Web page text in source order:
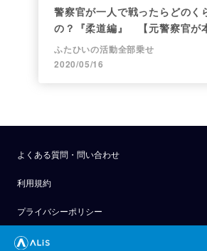
警察官が一人で戦ったらどのく
の？『柔道編』 【元警察官が
ふたひいの活動全部乗せ
2020/05/16
よくある質問・問い合わせ
利用規約
プライバシーポリシー
公式アナウンス